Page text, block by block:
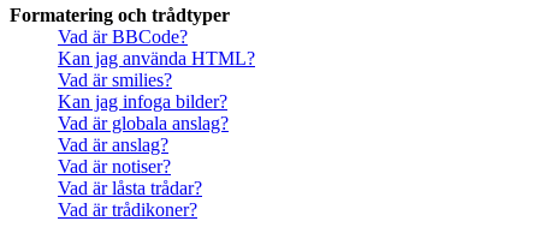
Formatering och trådtyper
Vad är BBCode?
Kan jag använda HTML?
Vad är smilies?
Kan jag infoga bilder?
Vad är globala anslag?
Vad är anslag?
Vad är notiser?
Vad är låsta trådar?
Vad är trådikoner?